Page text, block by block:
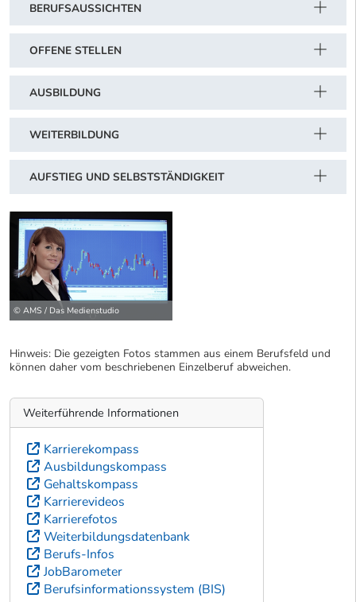
BERUFSAUSSICHTEN
OFFENE STELLEN
AUSBILDUNG
WEITERBILDUNG
AUFSTIEG UND SELBSTSTÄNDIGKEIT
© AMS / Das Medienstudio
Hinweis: Die gezeigten Fotos stammen aus einem Berufsfeld und
können daher vom beschriebenen Einzelberuf abweichen.
Weiterführende Informationen
Karrierekompass
Ausbildungskompass
Gehaltskompass
Karrierevideos
Karrierefotos
Weiterbildungsdatenbank
Berufs-Infos
JobBarometer
Berufsinformationssystem (BIS)